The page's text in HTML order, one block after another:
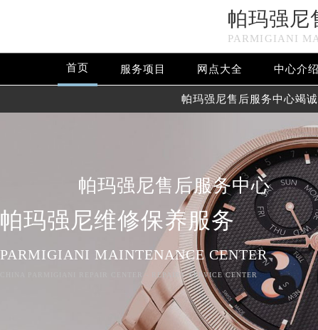
帕玛强尼
PARMIGIANI
首页 服务项目 网点大全 中心介绍
帕玛强尼售后服务中心竭诚
帕玛强尼售后服务中心
帕玛强尼维修保养服务
PARMIGIANI MAINTENANCE CENTER
CHINA PARMIGIANI REPAIR CENTER - REPAIRS SERVICE CENTER